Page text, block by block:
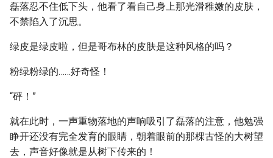
磊落忍不住低下头，他看了看自己身上那光滑稚嫩的皮肤，
不禁陷入了沉思。
绿皮是绿皮啦，但是哥布林的皮肤是这种风格的吗？
粉绿粉绿的……好奇怪！
“砰！”
就在此时，一声重物落地的声响吸引了磊落的注意，他勉强
睁开还没有完全发育的眼睛，朝着眼前的那棵古怪的大树望
去，声音好像就是从树下传来的！